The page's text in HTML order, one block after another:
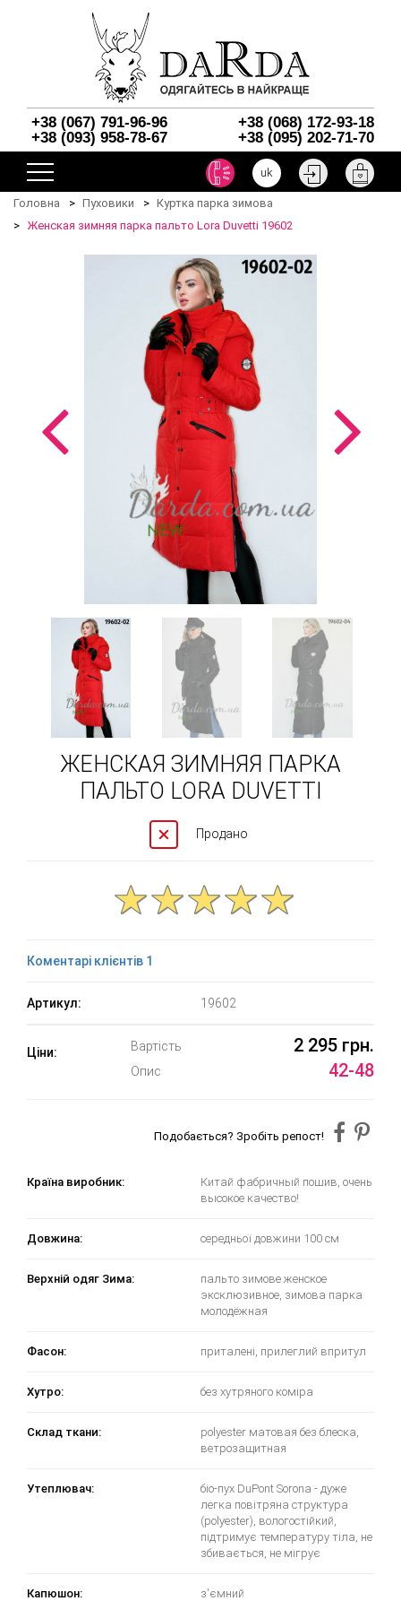
+38 (067) 791-96-96
+38 (068) 172-93-18
+38 (093) 958-78-67
+38 (095) 202-71-70
uk
Головна Пуховики
Куртка парка зимова
Женская зимняя парка пальто Lora Duvetti 19602
ЖЕНСКАЯ ЗИМНЯЯ ПАРКА
ПАЛЬТО LORA DUVETTI
Продано
Коментарі клієнтів 1
Артикул: 19602
Ціни: Вартість 2 295 грн.
Опис 42-48
Подобається? Зробіть репост!
Країна виробник:
Китай фабричный пошив, очень
высокое качество!
Довжина: середньої довжини 100 см
Верхній одяг Зима:
пальто зимове женское
эксклюзивное, зимова парка
молодёжная
Фасон: приталені, прилеглий впритул
Хутро: без хутряного коміра
Склад ткани:
polyester матовая без блеска,
ветрозащитная
Утеплювач:
біо-пух DuPont Sorona - дуже
легка повітряна структура
(polyester), вологостійкий,
підтримує температуру тіла, не
збивається, не мігрує
Капюшон: з'ємний